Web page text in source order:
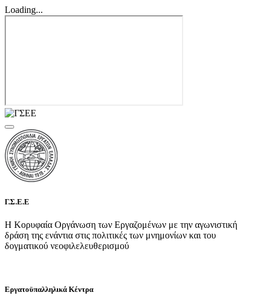
Loading...
Γ.Σ.Ε.Ε
Η Κορυφαία Οργάνωση των Εργαζομένων με την αγωνιστική
δράση της ενάντια στις πολιτικές των μνημονίων και του
δογματικού νεοφιλελευθερισμού
Εργατοϋπαλληλικά Κέντρα